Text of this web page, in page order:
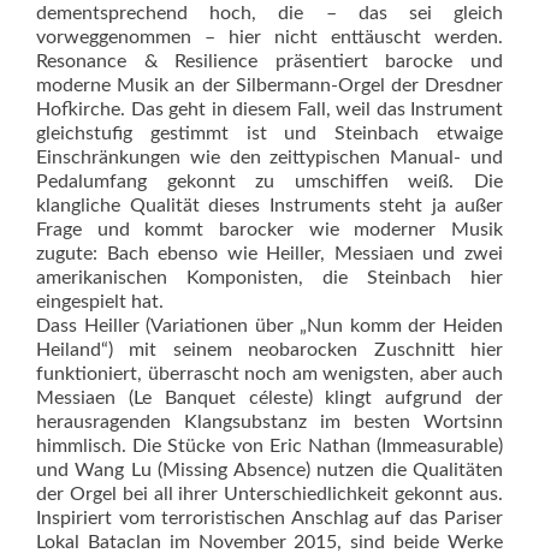
dementsprechend hoch, die – das sei gleich
vorweggenommen – hier nicht enttäuscht werden.
Resonance & Resilience präsentiert barocke und
moderne Musik an der Silbermann-Orgel der Dresdner
Hofkirche. Das geht in diesem Fall, weil das Instrument
gleichstufig gestimmt ist und Steinbach etwaige
Einschränkungen wie den zeittypischen Manual- und
Pedalumfang gekonnt zu umschiffen weiß. Die
klangliche Qualität dieses Instruments steht ja außer
Frage und kommt barocker wie moderner Musik
zugute: Bach ebenso wie Heiller, Messiaen und zwei
amerikanischen Komponisten, die Steinbach hier
eingespielt hat.
Dass Heiller (Variationen über „Nun komm der Heiden
Heiland“) mit seinem neobarocken Zuschnitt hier
funktioniert, überrascht noch am wenigsten, aber auch
Messiaen (Le Banquet céleste) klingt aufgrund der
herausragenden Klangsubstanz im besten Wortsinn
himmlisch. Die Stücke von Eric Nathan (Immeasurable)
und Wang Lu (Missing Absence) nutzen die Qualitäten
der Orgel bei all ihrer Unterschiedlichkeit gekonnt aus.
Inspiriert vom terro­ris­tischen Anschlag auf das Pariser
Lokal Bataclan im November 2015, sind beide Werke